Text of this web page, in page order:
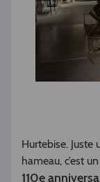
Hurtebise.
hameau, c’est
110e